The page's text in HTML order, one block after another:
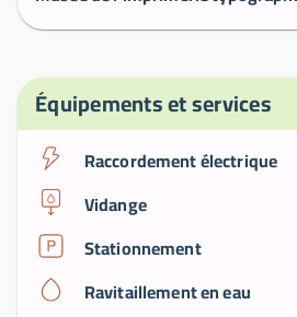
Équipements et services
Raccordement électrique
Vidange
Stationnement
Ravitaillement en eau